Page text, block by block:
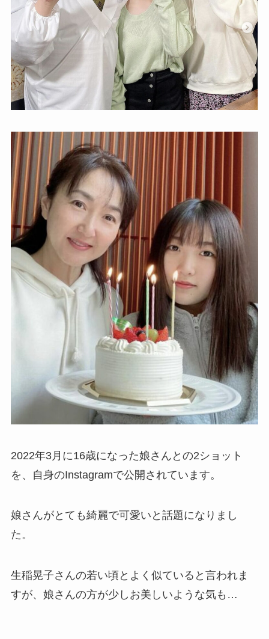
2022年3月に16歳になった娘さんとの2ショット
を、自身のInstagramで公開されています。
娘さんがとても綺麗で可愛いと話題になりまし
た。
生稲晃子さんの若い頃とよく似ていると言われま
すが、娘さんの方が少しお美しいような気も…